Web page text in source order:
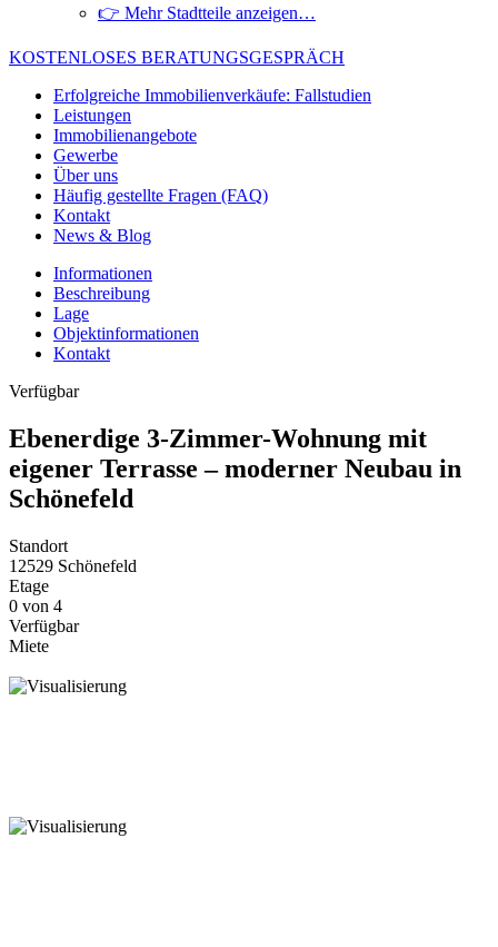
👉 Mehr Stadtteile anzeigen…
KOSTENLOSES BERATUNGSGESPRÄCH
Erfolgreiche Immobilienverkäufe: Fallstudien
Leistungen
Immobilienangebote
Gewerbe
Über uns
Häufig gestellte Fragen (FAQ)
Kontakt
News & Blog
Informationen
Beschreibung
Lage
Objektinformationen
Kontakt
Verfügbar
Ebenerdige 3-Zimmer-Wohnung mit
eigener Terrasse – moderner Neubau in
Schönefeld
Standort
12529 Schönefeld
Etage
0 von 4
Verfügbar
Miete